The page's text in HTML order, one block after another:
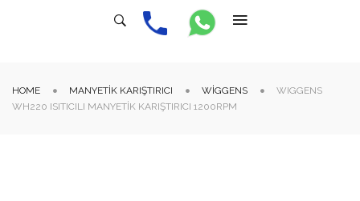
HOME MANYETIK KARIŞTIRICI WIGGENS
WIGGENS
WH220 ISITICILI MANYETIK KARIŞTIRICI 1200RPM